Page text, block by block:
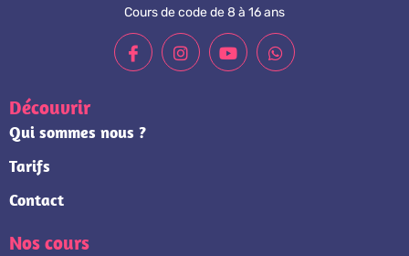
Cours de code de 8 à 16 ans
Découvrir
Qui sommes nous ?
Tarifs
Contact
Nos cours